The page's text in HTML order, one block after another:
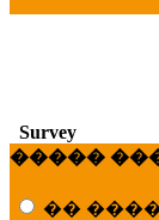
Survey
�����
��